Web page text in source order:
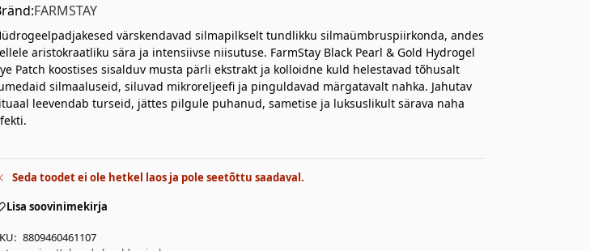
FARMSTAY
värskendavad silmapilkselt tundlikku silmaümbruspiirkonda, andes
aristokraatliku sära ja intensiivse niisutuse. FarmStay Black Pearl & Gold Hydrogel
Patch koostises sisalduv musta pärli ekstrakt ja kolloidne kuld helestavad tõhusalt
silmaaluseid, siluvad mikroreljeefi ja pinguldavad märgatavalt nahka. Jahutav
leevendab turseid, jättes pilgule puhanud, sametise ja luksuslikult särava naha
Seda toodet ei ole hetkel laos ja pole seetõttu saadaval.
Lisa soovinimekirja
8809460461107